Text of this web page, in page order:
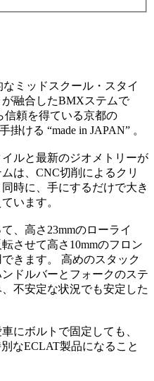
ミッドスクール・スタイ
融合したBMXステムで
信頼を得ている京都の
ける “made in JAPAN” 。
ルと最新のジオメトリーが
は、CNC切削によるクリ
時に、手にするだけで大き
います。
、高さ23mmのローライ
させて高さ10mmのフロン
きます。 高めのスタック
ドルバーとフォークのステ
不安定な状況でも安定した
にボルトで固定しても、
なECLAT製品になること